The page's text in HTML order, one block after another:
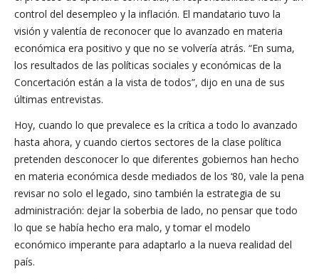
control del desempleo y la inflación. El mandatario tuvo la
visión y valentía de reconocer que lo avanzado en materia
económica era positivo y que no se volvería atrás. “En suma,
los resultados de las políticas sociales y económicas de la
Concertación están a la vista de todos”, dijo en una de sus
últimas entrevistas.
Hoy, cuando lo que prevalece es la crítica a todo lo avanzado
hasta ahora, y cuando ciertos sectores de la clase política
pretenden desconocer lo que diferentes gobiernos han hecho
en materia económica desde mediados de los ‘80, vale la pena
revisar no solo el legado, sino también la estrategia de su
administración: dejar la soberbia de lado, no pensar que todo
lo que se había hecho era malo, y tomar el modelo
económico imperante para adaptarlo a la nueva realidad del
país.